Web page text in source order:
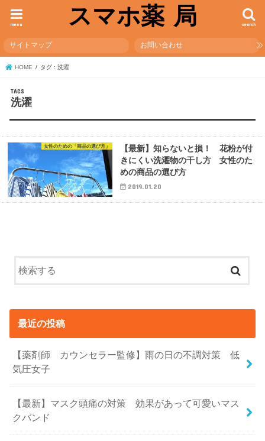
スマホ薬 局 search
menu
サイトマップ お問い合わせ
HOME タグ : 洗濯
洗濯
女性のための「商品の選び方」
【最新】知らないと損！ 花粉が付
きにくい洗濯物の干し方 女性のた
めの商品の選び方
2019.01.20
最近の投稿
【薬剤師 カウンセラー監修】雨の日の不調対策 低
気圧女子
【最新】マスク頭痛の対策 効果があって可愛いマス
クバンド